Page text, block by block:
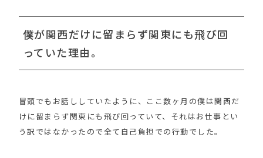
僕が関西だけに留まらず関東にも飛び回
っていた理由。
冒頭でもお話ししていたように、ここ数ヶ月の僕は関西だ
けに留まらず関東にも飛び回っていて、それはお仕事とい
う訳ではなかったので全て自己負担での行動でした。